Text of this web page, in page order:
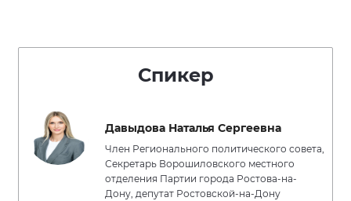
Спикер
Давыдова Наталья Сергеевна
Член Регионального политического совета,
Секретарь Ворошиловского местного
отделения Партии города Ростова-на-
Дону, депутат Ростовской-на-Дону